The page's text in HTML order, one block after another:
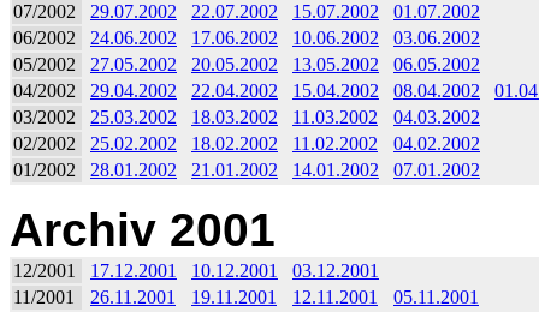
07/2002
29.07.2002 22.07.2002 15.07.2002
01.07.2002
06/2002
24.06.2002 17.06.2002 10.06.2002
03.06.2002
05/2002
27.05.2002 20.05.2002 13.05.2002
06.05.2002
04/2002
29.04.2002 22.04.2002 15.04.2002 08.04.2002
03/2002
25.03.2002 18.03.2002 11.03.2002
04.03.2002
02/2002
25.02.2002 18.02.2002 11.02.2002
04.02.2002
01/2002
28.01.2002 21.01.2002 14.01.2002 07.01.2002
Archiv 2001
12/2001 17.12.2001 10.12.2001
03.12.2001
11/2001
26.11.2001 19.11.2001 12.11.2001
05.11.2001